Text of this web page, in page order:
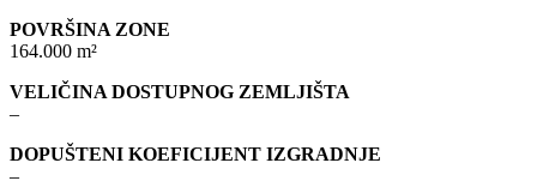
POVRŠINA ZONE
164.000 m²
VELIČINA DOSTUPNOG ZEMLJIŠTA
–
DOPUŠTENI KOEFICIJENT IZGRADNJE
–